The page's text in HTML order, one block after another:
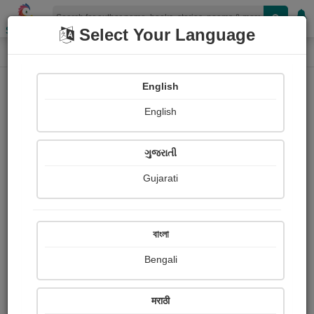
Shopizen
Home Photographs
Sanjay Chaudhari
Ratings
Share with your friends :
Select Your Language
English
English
ગુજરાતી
Gujarati
বাংলা
Bengali
मराठी